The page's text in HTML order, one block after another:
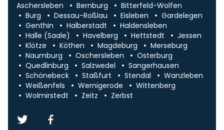
Aschersleben Bernburg
Bitterfeld-Wolfen
Burg
Dessau-Roßlau Eisleben
Gardelegen
Genthin
Halberstadt
Haldensleben
Halle (Saale)
Havelberg Hettstedt
Jessen
Klötze
Köthen Magdeburg
Merseburg
Naumburg
Oschersleben
Osterburg
Quedlinburg
Salzwedel
Sangerhausen
Schönebeck
Staßfurt Stendal
Wanzleben
Weißenfels
Wernigerode
Wittenberg
Wolmirstedt
Zeitz Zerbst